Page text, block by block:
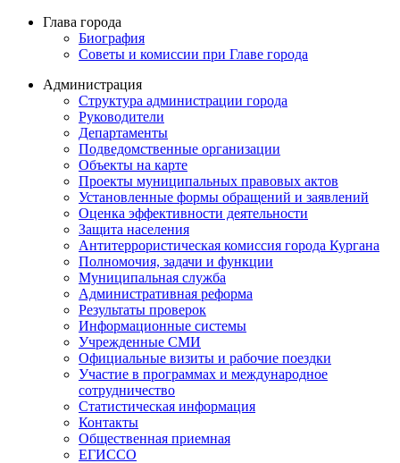
Глава города
Биография
Советы и комиссии при Главе города
Администрация
Структура администрации города
Руководители
Департаменты
Подведомственные организации
Объекты на карте
Проекты муниципальных правовых актов
Установленные формы обращений и заявлений
Оценка эффективности деятельности
Защита населения
Антитеррористическая комиссия города Кургана
Полномочия, задачи и функции
Муниципальная служба
Административная реформа
Результаты проверок
Информационные системы
Учрежденные СМИ
Официальные визиты и рабочие поездки
Участие в программах и международное
сотрудничество
Статистическая информация
Контакты
Общественная приемная
ЕГИССО